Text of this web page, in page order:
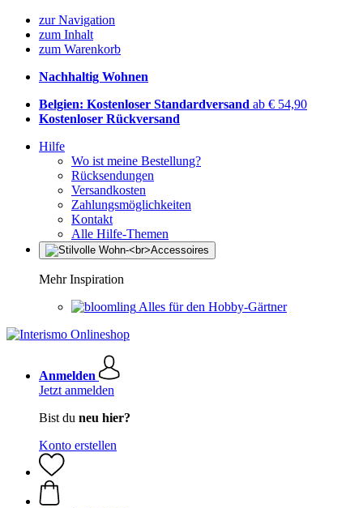
zur Navigation
zum Inhalt
zum Warenkorb
Nachhaltig Wohnen
Belgien: Kostenloser Standardversand ab € 54,90
Kostenloser Rückversand
Hilfe
Wo ist meine Bestellung?
Rücksendungen
Versandkosten
Zahlungsmöglichkeiten
Kontakt
Alle Hilfe-Themen
Mehr Inspiration
Alles für den Hobby-Gärtner
Anmelden
Jetzt anmelden
Bist du neu hier?
Konto erstellen